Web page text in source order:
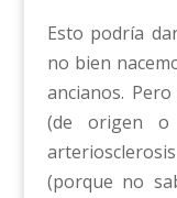
Esto podría
no bien
ancianos.
(de origen o
(porque no